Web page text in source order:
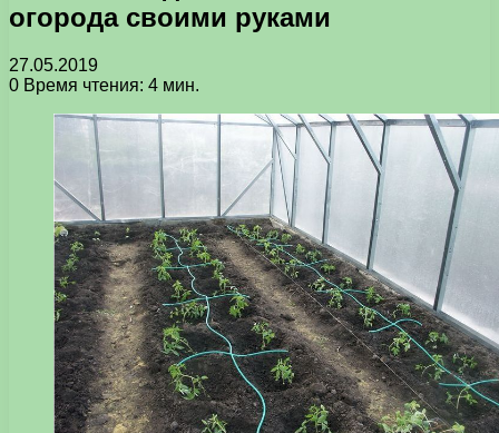
огорода своими руками
27.05.2019
0 Время чтения: 4 мин.